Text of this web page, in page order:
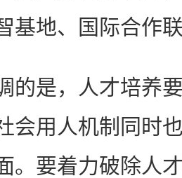
基地、国际合作
是，人才培养要
会用人机制同时
。要着力破除人